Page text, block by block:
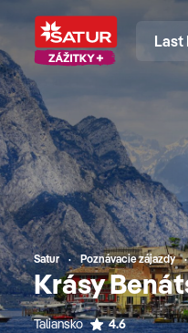
Last
Satur Poznávacie zájazdy
Krásy
Taliansko 4.6